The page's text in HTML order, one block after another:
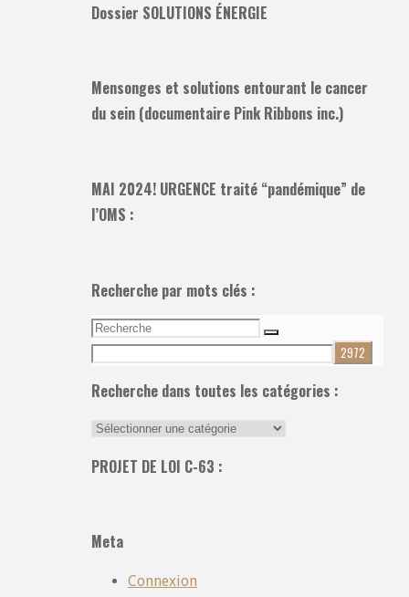
Dossier SOLUTIONS ÉNERGIE
Mensonges et solutions entourant le cancer
du sein (documentaire Pink Ribbons inc.)
MAI 2024! URGENCE traité “pandémique” de
l’OMS :
Recherche par mots clés :
Recherche
pour:
Recherche
Recherche dans toutes les catégories :
Recherche
toutes
PROJET DE LOI C-63 :
Meta
Connexion